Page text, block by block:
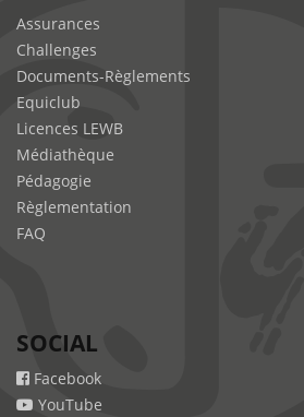
Assurances
Challenges
Documents-Règlements
Equiclub
Licences LEWB
Médiathèque
Pédagogie
Règlementation
FAQ
SOCIAL
Facebook
YouTube